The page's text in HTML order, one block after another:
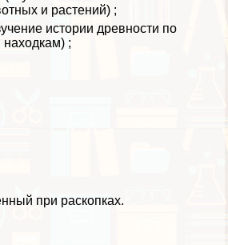
и растений) ;
истории древности по
;
при раскопках.